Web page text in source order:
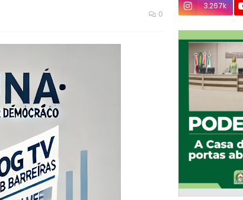
0
3.267k